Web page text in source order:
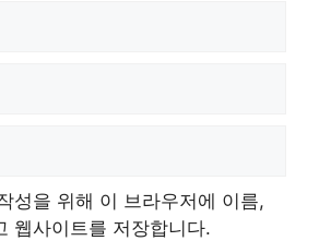
성을 위해 이 브라우저에 이름,
웹사이트를 저장합니다.